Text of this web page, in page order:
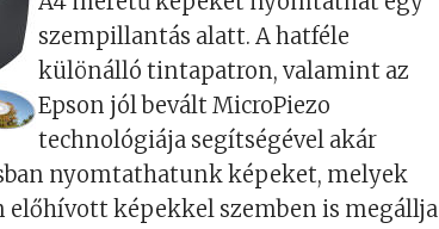
szempillantás alatt. A hatféle
különálló tintapatron, valamint az
Epson jól bevált MicroPiezo
technológiája segítségével akár
nyomtathatunk képeket, melyek
előhívott képekkel szemben is megállja